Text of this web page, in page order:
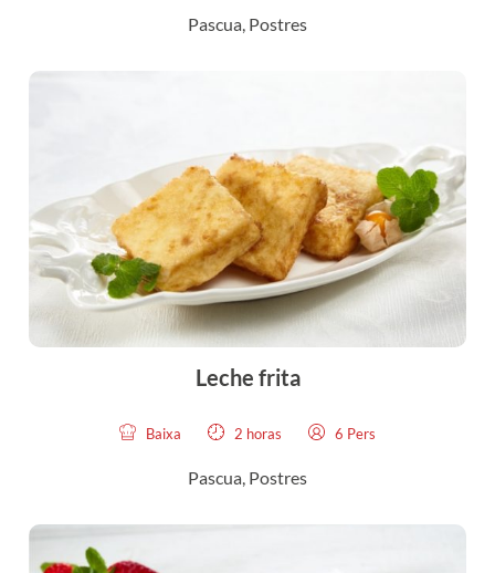
Pascua, Postres
Leche frita
Baixa 2 horas 6 Pers
Pascua, Postres